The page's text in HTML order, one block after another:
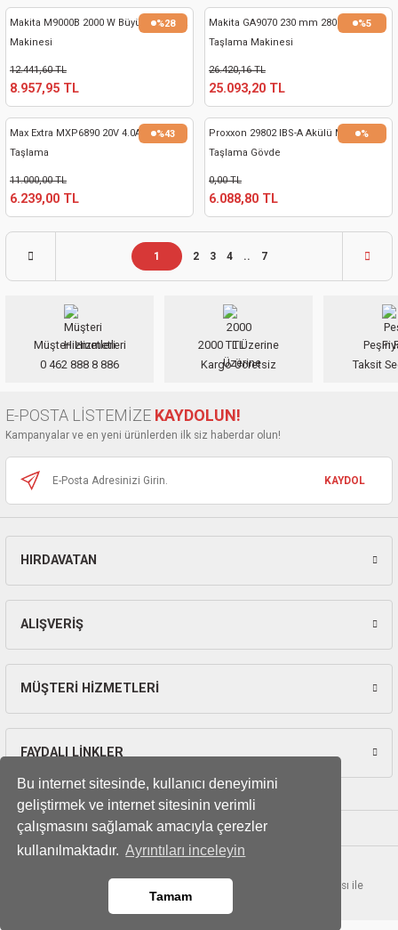
Bu internet sitesinde, kullanıcı deneyimini
geliştirmek ve internet sitesinin verimli
çalışmasını sağlamak amacıyla çerezler
kullanılmaktadır. Ayrıntıları inceleyin
Tamam
%28
Makita M9000B 2000 W Büyük Taşlama
Makinesi
12.441,60 TL
8.957,95 TL
%5
Makita GA9070 230 mm 2800 W
Taşlama Makinesi
26.420,16 TL
25.093,20 TL
%43
Max Extra MXP6890 20V 4.0Ah Akülü
Taşlama
11.000,00 TL
6.239,00 TL
%
Proxxon 29802 IBS-A Akülü Matkap
Taşlama Gövde
0,00 TL
6.088,80 TL
1 2 3 4 .. 7
Müşteri Hizmetleri
0 462 888 8 886
2000 TL Üzerine
Kargo Ücretsiz
Peşin
Taksit
E-POSTA LİSTEMİZE KAYDOLUN!
Kampanyalar ve en yeni ürünlerden ilk siz haberdar olun!
KAYDOL
HIRDAVATAN
ALIŞVERİŞ
MÜŞTERİ HİZMETLERİ
FAYDALI LİNKLER
© Tüm hakları saklıdır. Kredi kartı bilgileriniz 256bit SSL sertifikası ile
korunmaktadır.